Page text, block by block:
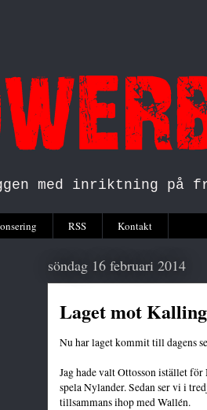
med inriktning på
RSS Kontakt
söndag 16 februari 2014
Laget mot
Nu har laget kommit till dagens
Jag hade valt Ottosson istället
spela Nylander. Sedan ser vi i
tillsammans ihop med Wallén.